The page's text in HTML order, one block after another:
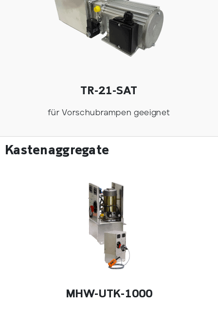
TR-21-SAT
für Vorschubrampen geeignet
Kastenaggregate
MHW-UTK-1000